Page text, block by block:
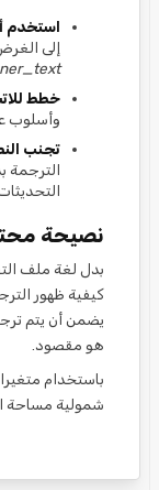
استخدم
إلى
خطط
وأسلوب
تجنب
الترجمة
نصيحة
بدل لغة ملف
كيفية ظهور
يضمن أن يتم
هو مقصود.
باستخدام
شمولية مساحة